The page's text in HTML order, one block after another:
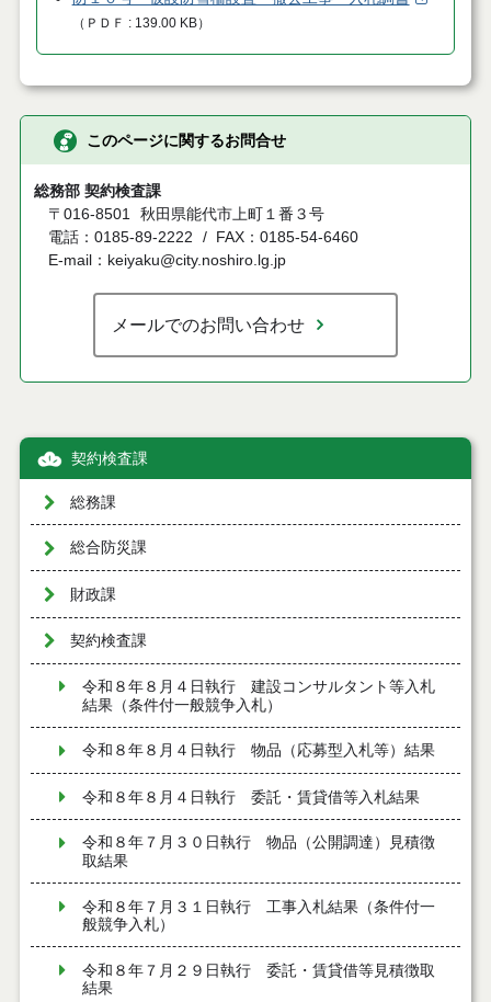
（ ＰＤＦ 139.00 KB）
このページに関するお問合せ
総務部 契約検査課
〒016-8501
秋田県能代市上町１番３号
電話：0185-89-2222
FAX：0185-54-6460
E-mail：keiyaku@city.noshiro.lg.jp
メールでのお問い合わせ
契約検査課
総務課
総合防災課
財政課
契約検査課
令和８年８月４日執行 建設コンサルタント等入札
結果（条件付一般競争入札）
令和８年８月４日執行 物品（応募型入札等）結果
令和８年８月４日執行 委託・賃貸借等入札結果
令和８年７月３０日執行 物品（公開調達）見積徴
取結果
令和８年７月３１日執行 工事入札結果（条件付一
般競争入札）
令和８年７月２９日執行 委託・賃貸借等見積徴取
結果